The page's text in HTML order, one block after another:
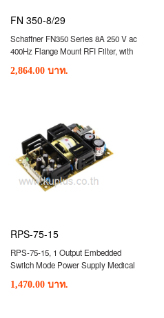
FN 350-8/29
Schaffner FN350 Series 8A 250 V ac
400Hz Flange Mount RFI Filter, with
2,864.00 บาท.
RPS-75-15
RPS-75-15, 1 Output Embedded
Switch Mode Power Supply Medical
1,470.00 บาท.